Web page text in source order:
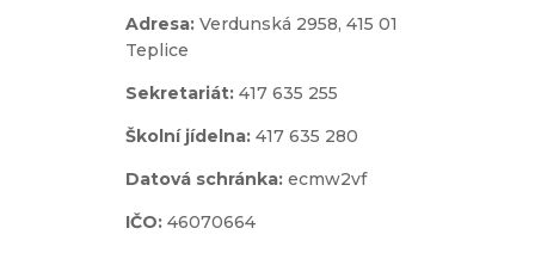
Adresa: Verdunská 2958, 415 01
Teplice
Sekretariát: 417 635 255
Školní jídelna: 417 635 280
Datová schránka: ecmw2vf
IČO: 46070664